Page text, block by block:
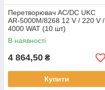
Перетворювач AC/DC UKC
AR-5000M/8268 12 V / 220 V /
4000 WAT (10 шт)
В наявності
4 864,50 ₴
Купити